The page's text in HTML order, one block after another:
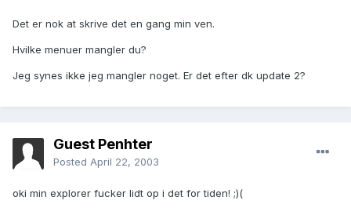
Det er nok at skrive det en gang min ven.
Hvilke menuer mangler du?
Jeg synes ikke jeg mangler noget. Er det efter dk update 2?
Guest Penhter
Posted April 22, 2003
oki min explorer fucker lidt op i det for tiden! ;)(